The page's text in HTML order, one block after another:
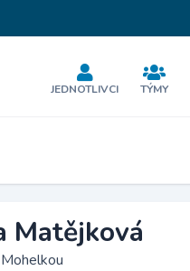
JEDNOTLIVCI TÝMY
Matějková